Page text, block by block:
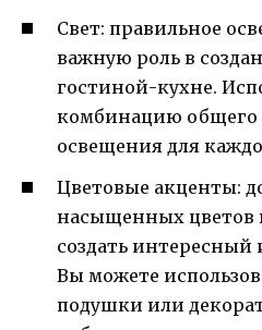
Свет: правильное
важную роль в
гостиной-кухне.
комбинацию общего
освещения для
Цветовые акценты:
насыщенных цветов
создать интересный
Вы можете
подушки или